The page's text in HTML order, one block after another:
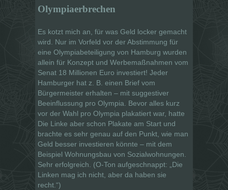
Olympiaerbrechen
Es kotzt mich an, für was Geld locker gemacht
wird. Nur im Vorfeld vor der Abstimmung für
eine Olympiabeteiligung von Hamburg wurden
allein für Konzept und Werbemaßnahmen vom
Senat 18 Millionen Euro investiert! Jeder
Hamburger hat z. B. einen Brief vom
Bürgermeister erhalten – mit suggestiver
Beeinflussung pro Olympia. Bevor alles kurz
vor der Wahl pro Olympia plakatiert war, hatte
Die Linke aber schon Plakate am Start und
brachte es sehr genau auf den Punkt, wie man
Geld besser investieren könnte – mit dem
Beispiel Wohnungsbau von Sozialwohnungen.
Sehr erfolgreich. (O-Ton aufgeschnappt: „Die
Linken mag ich nicht, aber da haben sie
recht.“)